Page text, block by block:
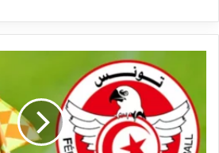
تعيينات
حكام
مباريات
الجولة